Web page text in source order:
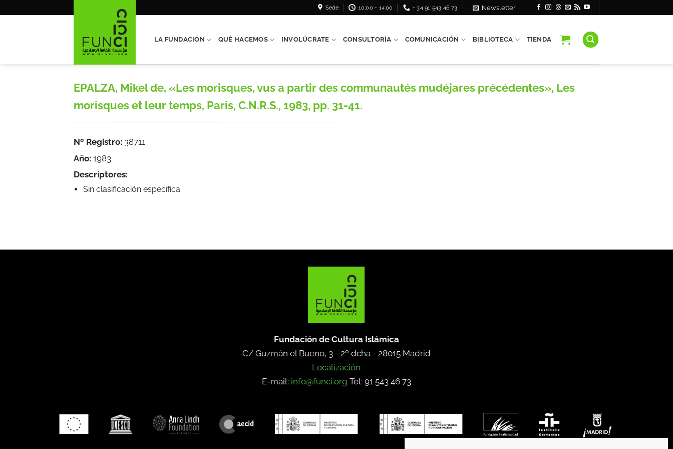
Sede 10:00 - 14:00 + 34 91 543 46 73 Newsletter
LA FUNDACIÓN QUÉ HACEMOS INVOLÚCRATE CONSULTORÍA COMUNICACIÓN BIBLIOTECA TIENDA
EPALZA, Mikel de, «Les morisques, vus a partir des communautés mudéjares précédentes», Les
morisques et leur temps, Paris, C.N.R.S., 1983, pp. 31-41.
Nº Registro: 38711
Año: 1983
Descriptores:
Sin clasificación específica
Fundación de Cultura Islámica
C/ Guzmán el Bueno, 3 - 2º dcha - 28015 Madrid
Localización
E-mail: info@funci.org Tel: 91 543 46 73